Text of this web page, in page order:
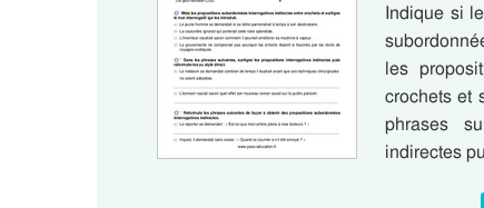
Indique si
les
crochets et
phrases
indirectes